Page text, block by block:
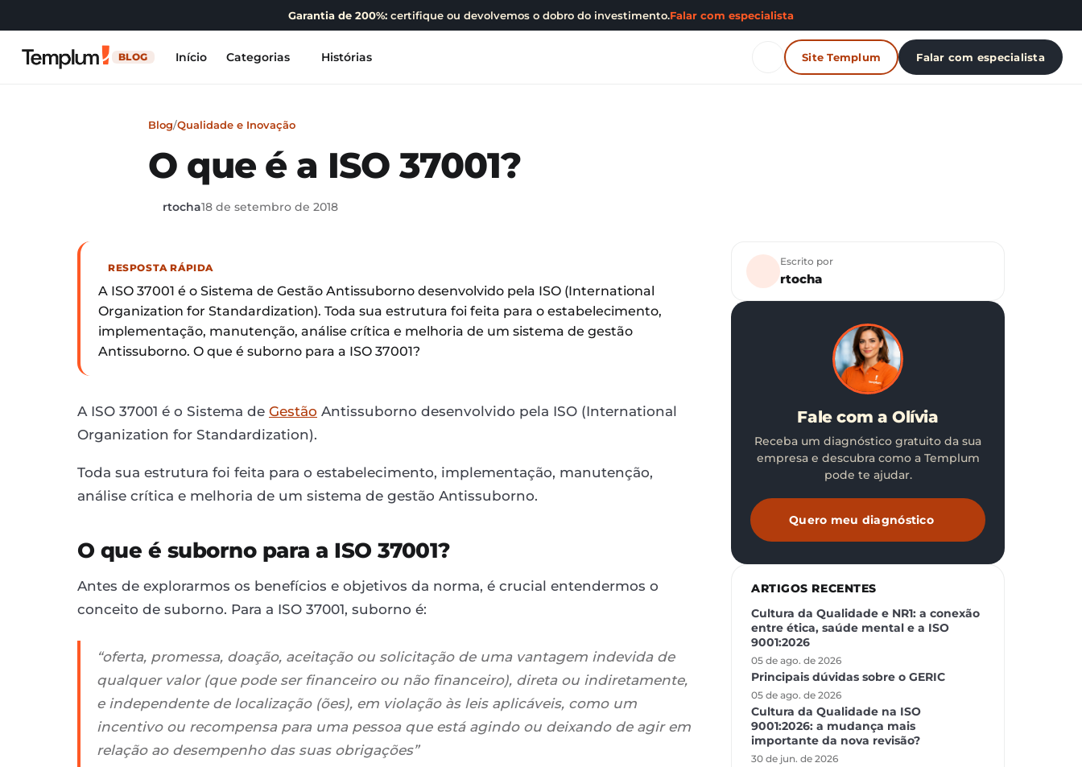
Garantia de 200%: certifique ou devolvemos o dobro do investimento.Falar com especialista
BLOG Início Categorias Histórias Site Templum Falar com especialista
Blog/Qualidade e Inovação
O que é a ISO 37001?
rtocha18 de setembro de 2018
RESPOSTA RÁPIDA
A ISO 37001 é o Sistema de Gestão Antissuborno desenvolvido pela ISO (International
Organization for Standardization). Toda sua estrutura foi feita para o estabelecimento,
implementação, manutenção, análise crítica e melhoria de um sistema de gestão
Antissuborno. O que é suborno para a ISO 37001?
A ISO 37001 é o Sistema de Gestão Antissuborno desenvolvido pela ISO (International
Organization for Standardization).
Toda sua estrutura foi feita para o estabelecimento, implementação, manutenção,
análise crítica e melhoria de um sistema de gestão Antissuborno.
O que é suborno para a ISO 37001?
Antes de explorarmos os benefícios e objetivos da norma, é crucial entendermos o
conceito de suborno. Para a ISO 37001, suborno é:
“oferta, promessa, doação, aceitação ou solicitação de uma vantagem indevida de
qualquer valor (que pode ser financeiro ou não financeiro), direta ou indiretamente,
e independente de localização (ões), em violação às leis aplicáveis, como um
incentivo ou recompensa para uma pessoa que está agindo ou deixando de agir em
relação ao desempenho das suas obrigações”
Escrito por
rtocha
Fale com a Olívia
Receba um diagnóstico gratuito da sua
empresa e descubra como a Templum
pode te ajudar.
Quero meu diagnóstico
ARTIGOS RECENTES
Cultura da Qualidade e NR1: a conexão
entre ética, saúde mental e a ISO
9001:2026
05 de ago. de 2026
Principais dúvidas sobre o GERIC
05 de ago. de 2026
Cultura da Qualidade na ISO
9001:2026: a mudança mais
importante da nova revisão?
30 de jun. de 2026